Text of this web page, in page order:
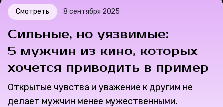
Лучшее
Тесты
Секспросвет
Смотреть 8 сентября 2025
Сильные, но уязвимые:
5 мужчин из кино, которых
хочется приводить в пример
Открытые чувства и уважение к другим не
делает мужчин менее мужественными.